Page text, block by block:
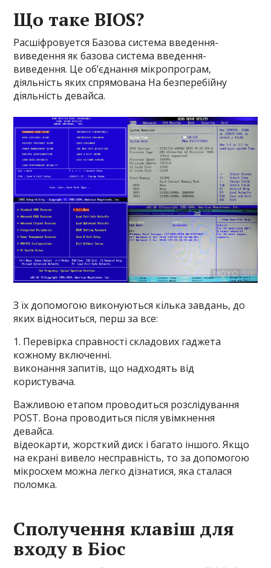
Що таке BIOS?
Расшіфровуется Базова система введення-
виведення як базова система введення-
виведення. Це об’єднання мікропрограм,
діяльність яких спрямована На безперебійну
діяльність девайса.
З їх допомогою виконуються кілька завдань, до
яких відноситься, перш за все:
1. Перевірка справності складових гаджета
кожному включенні.
виконання запитів, що надходять від
користувача.
Важливою етапом проводиться розслідування
POST. Вона проводиться після увімкнення
девайса.
відеокарти, жорсткий диск і багато іншого. Якщо
на екрані вивело несправність, то за допомогою
мікросхем можна легко дізнатися, яка сталася
поломка.
Сполучення клавіш для
входу в Біос